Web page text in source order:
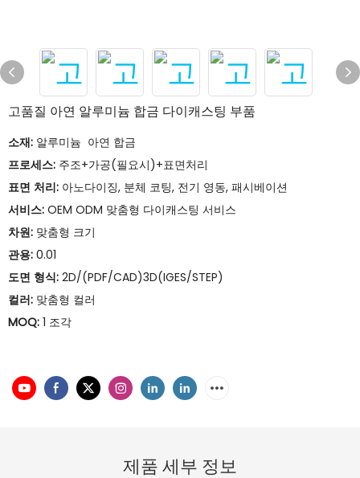
고품질 아연 알루미늄 합금 다이캐스팅 부품
소재: 알루미늄 아연 합금
프로세스: 주조+가공(필요시)+표면처리
표면 처리: 아노다이징, 분체 코팅, 전기 영동, 패시베이션
서비스: OEM ODM 맞춤형 다이캐스팅 서비스
차원: 맞춤형 크기
관용: 0.01
도면 형식: 2D/(PDF/CAD)3D(IGES/STEP)
컬러: 맞춤형 컬러
MOQ: 1 조각
제품 세부 정보